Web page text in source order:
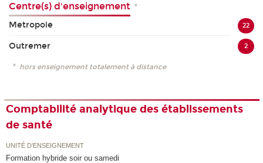
Centre(s) d'enseignement *
Metropole 22
Outremer 2
* hors enseignement totalement à distance
Comptabilité analytique des établissements
de santé
UNITÉ D’ENSEIGNEMENT
Formation hybride soir ou samedi